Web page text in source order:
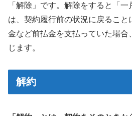
「解除」です。解除をすると「
は、契約履行前の状況に戻ること
金など前払金を支払っていた場合
じます。
解約